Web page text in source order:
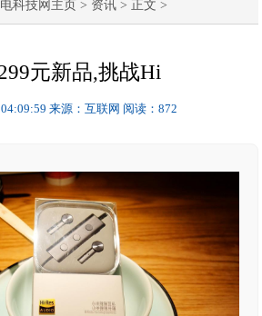
科技网主页 > 资讯 > 正文 >
元新品,挑战Hi
来源：互联网 阅读：872